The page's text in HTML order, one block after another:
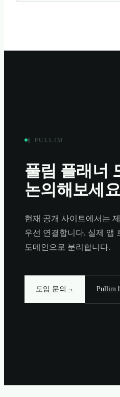
§ PULLIM
풀림 플래너
논의해보세
현재 공개 사이트에서는
우선 연결합니다. 실제 앱
도메인으로 분리합니다.
도입 문의 → Pullim